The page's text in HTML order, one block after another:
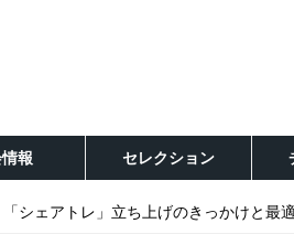
報 セレクション
シェアトレ」立ち上げのきっかけと最